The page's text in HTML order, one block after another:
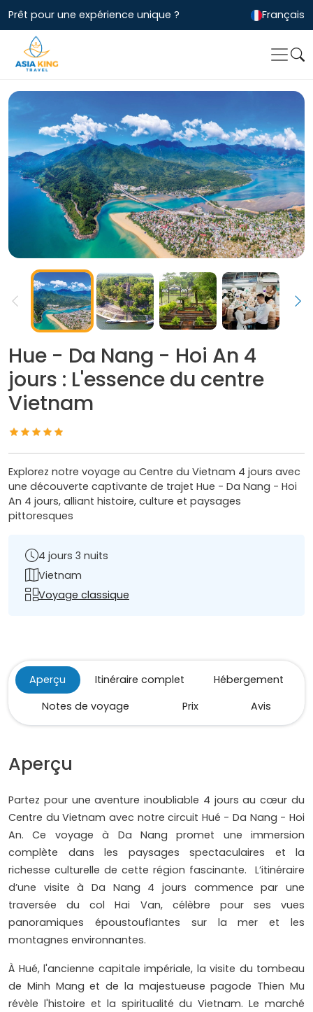
Prêt pour une expérience unique ? Français
Hue - Da Nang - Hoi An 4
jours : L'essence du centre
Vietnam
Explorez notre voyage au Centre du Vietnam 4 jours avec
une découverte captivante de trajet Hue - Da Nang - Hoi
An 4 jours, alliant histoire, culture et paysages
pittoresques
4 jours 3 nuits
Vietnam
Voyage classique
Aperçu Itinéraire complet
Hébergement
Notes de voyage
Prix Avis
Aperçu
Partez pour une aventure inoubliable 4 jours au cœur du
Centre du Vietnam avec notre circuit Hué - Da Nang - Hoi
An. Ce voyage à Da Nang promet une immersion
complète dans les paysages spectaculaires et la
richesse culturelle de cette région fascinante. L’itinéraire
d’une visite à Da Nang 4 jours commence par une
traversée du col Hai Van, célèbre pour ses vues
panoramiques époustouflantes sur la mer et les
montagnes environnantes.
À Hué, l'ancienne capitale impériale, la visite du tombeau
de Minh Mang et de la majestueuse pagode Thien Mu
révèle l'histoire et la spiritualité du Vietnam. Le marché